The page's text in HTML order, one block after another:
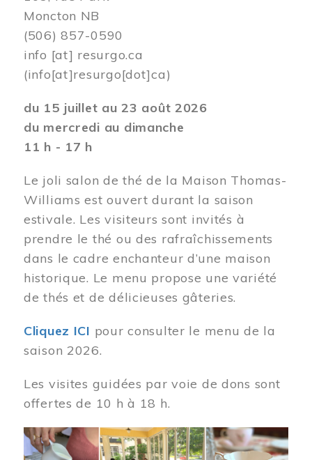
Moncton NB
(506) 857-0590
info [at] resurgo.ca
(info[at]resurgo[dot]ca)
du 15 juillet au 23 août 2026
du mercredi au dimanche
11 h - 17 h
Le joli salon de thé de la Maison Thomas-
Williams est ouvert durant la saison
estivale. Les visiteurs sont invités à
prendre le thé ou des rafraîchissements
dans le cadre enchanteur d’une maison
historique. Le menu propose une variété
de thés et de délicieuses gâteries.
Cliquez ICI pour consulter le menu de la
saison 2026.
Les visites guidées par voie de dons sont
offertes de 10 h à 18 h.
Image